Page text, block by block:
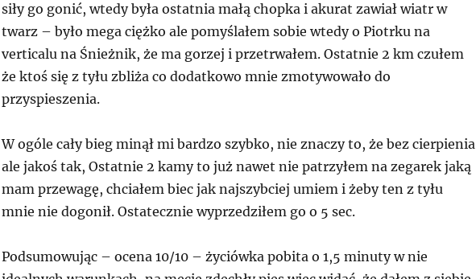
siły go gonić, wtedy była ostatnia małą chopka i akurat zawiał wiatr w
twarz – było mega ciężko ale pomyślałem sobie wtedy o Piotrku na
verticalu na Śnieżnik, że ma gorzej i przetrwałem. Ostatnie 2 km czułem
że ktoś się z tyłu zbliża co dodatkowo mnie zmotywowało do
przyspieszenia.
W ogóle cały bieg minął mi bardzo szybko, nie znaczy to, że bez cierpienia
ale jakoś tak, Ostatnie 2 kamy to już nawet nie patrzyłem na zegarek jaką
mam przewagę, chciałem biec jak najszybciej umiem i żeby ten z tyłu
mnie nie dogonił. Ostatecznie wyprzedziłem go o 5 sec.
Podsumowując – ocena 10/10 – życiówka pobita o 1,5 minuty w nie